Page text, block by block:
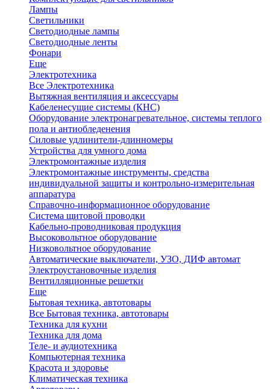
Лампы
Светильники
Светодиодные лампы
Светодиодные ленты
Фонари
Еще
Электротехника
Все Электротехника
Вытяжная вентиляция и аксессуары
Кабеленесущие системы (КНС)
Оборудование электронагревательное, системы теплого
пола и антиобледенения
Силовые удлинители-длинномеры
Устройства для умного дома
Электромонтажные изделия
Электромонтажные инструменты, средства
индивидуальной защиты и контрольно-измерительная
аппаратура
Справочно-информационное оборудование
Система щитовой проводки
Кабельно-проводниковая продукция
Высоковольтное оборудование
Низковольтное оборудование
Автоматические выключатели, УЗО, ДИФ автомат
Электроустановочные изделия
Вентилляционные решетки
Еще
Бытовая техника, автотовары
Все Бытовая техника, автотовары
Техника для кухни
Техника для дома
Теле- и аудиотехника
Компьютерная техника
Красота и здоровье
Климатическая техника